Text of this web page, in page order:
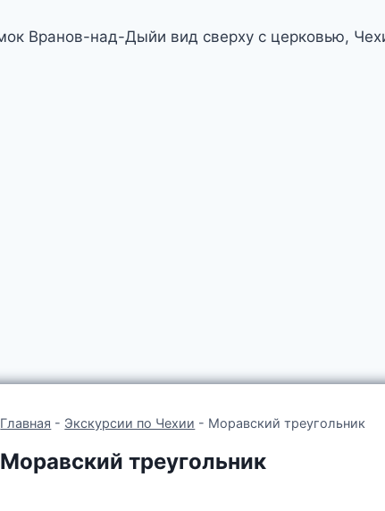
Главная - Экскурсии по Чехии - Моравский треугольник
Моравский треугольник